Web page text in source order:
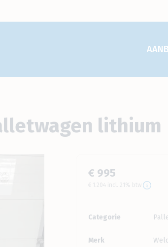
lithium
€ 995
€ 1.204 incl. 21% btw
Categorie
Merk